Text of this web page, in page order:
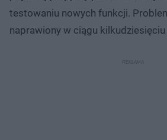
testowaniu nowych funkcji.
naprawiony w ciągu